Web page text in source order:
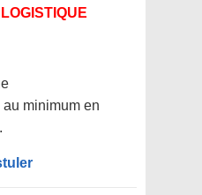
au minimum en